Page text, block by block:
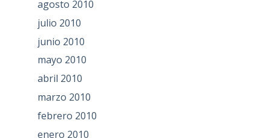
agosto 2010
julio 2010
junio 2010
mayo 2010
abril 2010
marzo 2010
febrero 2010
enero 2010